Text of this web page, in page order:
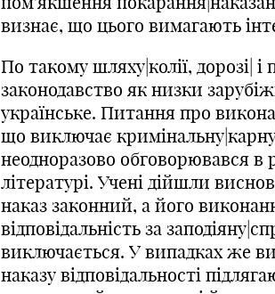
визнає, що цього вимагають
По такому шляху|колії, дорозі|
законодавство як низки
українське. Питання про
що виключає кримінальну|карну|
неодноразово обговорювався в
літературі. Учені дійшли
наказ законний, а його
відповідальність за
виключається. У випадках же
наказу відповідальності